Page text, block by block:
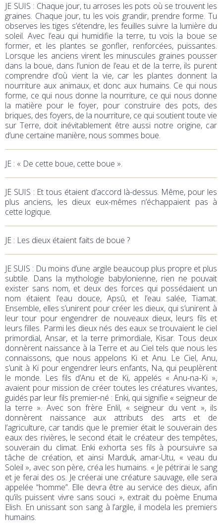
JE SUIS : Chaque jour, tu arroses les pots où se trouvent les
graines. Chaque jour, tu les vois grandir, prendre forme. Tu
observes les tiges s’étendre, les feuilles suivre la lumière du
soleil. Avec l’eau qui humidifie la terre, tu vois la boue se
former, et les plantes se gonfler, renforcées, puissantes.
Lorsque les anciens virent les minuscules graines pousser
dans la boue, dans l’union de l’eau et de la terre, ils purent
comprendre d’où vient la vie, car les plantes donnent la
nourriture aux animaux, et donc aux humains. Ce qui nous
forme, ce qui nous donne la nourriture, ce qui nous donne
la matière pour le foyer, pour construire des pots, des
briques, des foyers, de la nourriture, ce qui soutient toute vie
sur Terre, doit inévitablement être aussi notre origine, car
d’une certaine manière, nous sommes boue.
JE : « De cette boue, cette boue ».
JE SUIS : Et tous étaient d’accord là-dessus. Même, pour les
plus anciens, les dieux eux-mêmes n’échappaient pas à
cette logique.
JE : Les dieux étaient faits de boue ?
JE SUIS : Du moins d’une argile beaucoup plus propre et plus
subtile. Dans la mythologie babylonienne, rien ne pouvait
exister sans nom, et deux des forces qui possédaient un
nom étaient l’eau douce, Apsû, et l’eau salée, Tiamat.
Ensemble, elles s’unirent pour créer les dieux, qui s’unirent à
leur tour pour engendrer de nouveaux dieux, leurs fils et
leurs filles. Parmi les dieux nés des eaux se trouvaient le ciel
primordial, Ansar, et la terre primordiale, Kisar. Tous deux
donnèrent naissance à la Terre et au Ciel tels que nous les
connaissons, que nous appelons Ki et Anu. Le Ciel, Anu,
s’unit à Ki pour engendrer leurs enfants, Na, qui peuplèrent
le monde. Les fils d’Anu et de Ki, appelés « Anu-na-Ki »,
avaient pour mission de créer toutes les créatures vivantes,
guidés par leur fils premier-né : Enki, qui signifie « seigneur de
la terre ». Avec son frère Enlil, « seigneur du vent », ils
donnèrent naissance aux attributs des arts et de
l’agriculture, car tandis que le premier était le souverain des
eaux des rivières, le second était le créateur des tempêtes,
souverain du climat. Enki exhorta ses fils à poursuivre sa
tâche de création, et ainsi Marduk, amar-Utu, « veau du
Soleil », avec son père, créa les humains. « Je pétrirai le sang
et je ferai des os. Je créerai une créature sauvage, elle sera
appelée “homme”. Elle devra être au service des dieux, afin
qu’ils puissent vivre sans souci », extrait du poème Enuma
Elish. En unissant son sang à l’argile, il modela les premiers
humains.